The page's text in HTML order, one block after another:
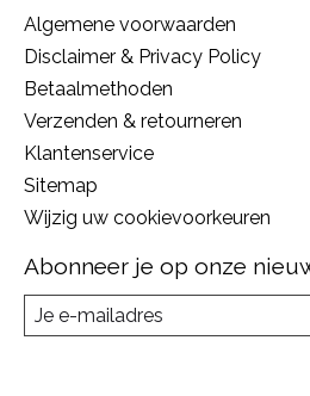
Algemene voorwaarden
Disclaimer & Privacy Policy
Betaalmethoden
Verzenden & retourneren
Klantenservice
Sitemap
Wijzig uw cookievoorkeuren
Abonneer je op onze